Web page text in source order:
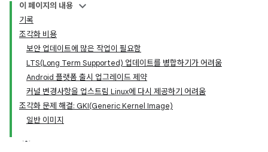
이 페이지의 내용
기록
조각화 비용
보안 업데이트에 많은 작업이 필요함
LTS(Long Term Supported) 업데이트를 병합하기가 어려움
Android 플랫폼 출시 업그레이드 제약
커널 변경사항을 업스트림 Linux에 다시 제공하기 어려움
조각화 문제 해결: GKI(Generic Kernel Image)
일반 이미지